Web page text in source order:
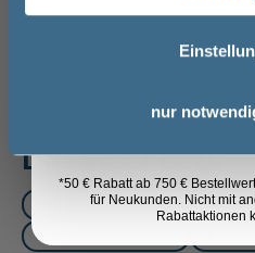
nur
Weitere Artikel
Das passt dazu
Waschtischarmatur (3)
Email
*50 € Rabatt ab 750 €
für Neukunden. Nicht mit
Rabattaktionen